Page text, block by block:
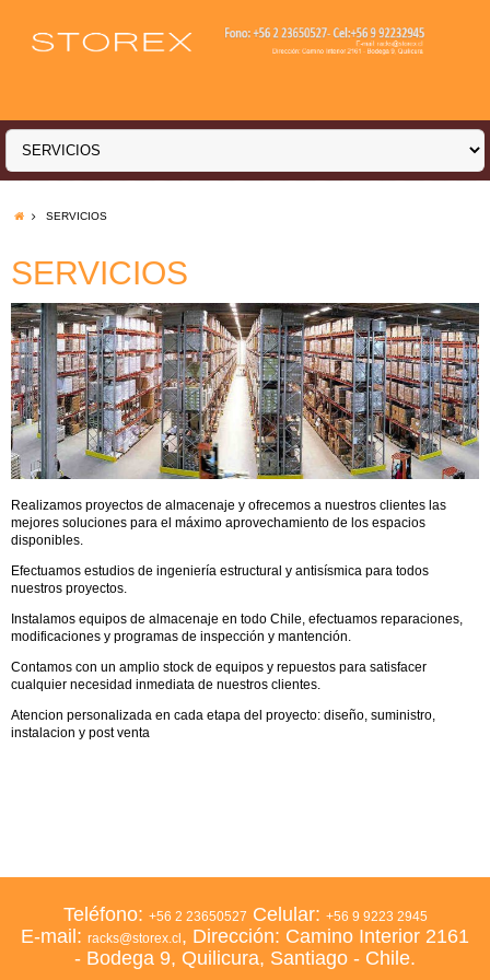
SERVICIOS
SERVICIOS
Realizamos proyectos de almacenaje y ofrecemos a nuestros clientes las
mejores soluciones para el máximo aprovechamiento de los espacios
disponibles.
Efectuamos estudios de ingeniería estructural y antisísmica para todos
nuestros proyectos.
Instalamos equipos de almacenaje en todo Chile, efectuamos reparaciones,
modificaciones y programas de inspección y mantención.
Contamos con un amplio stock de equipos y repuestos para satisfacer
cualquier necesidad inmediata de nuestros clientes.
Atencion personalizada en cada etapa del proyecto: diseño, suministro,
instalacion y post venta
Teléfono: +56 2 23650527 Celular: +56 9 9223 2945
E-mail: racks@storex.cl, Dirección: Camino Interior 2161
- Bodega 9, Quilicura, Santiago - Chile.